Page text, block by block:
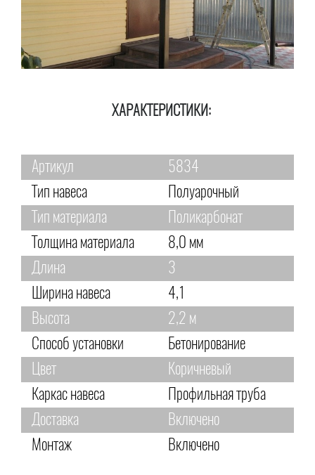
ХАРАКТЕРИСТИКИ:
Артикул
5834
Тип навеса
Полуарочный
Тип материала
Поликарбонат
Толщина материала
8,0 мм
Длина
3
Ширина навеса
4,1
Высота
2,2 м
Способ установки
Бетонирование
Цвет
Коричневый
Каркас навеса
Профильная труба
Доставка
Включено
Монтаж
Включено